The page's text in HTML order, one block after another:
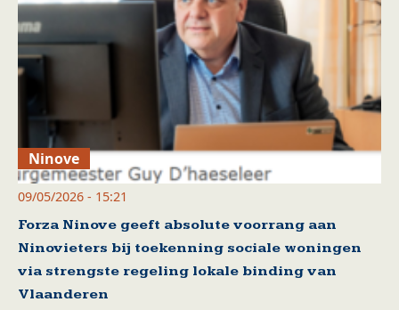
Ninove
09/05/2026 - 15:21
Forza Ninove geeft absolute voorrang aan
Ninovieters bij toekenning sociale woningen
via strengste regeling lokale binding van
Vlaanderen